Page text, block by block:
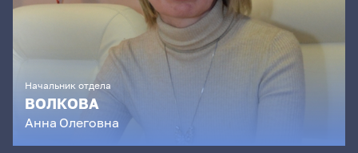
Начальник отдела
ВОЛКОВА
Анна Олеговна